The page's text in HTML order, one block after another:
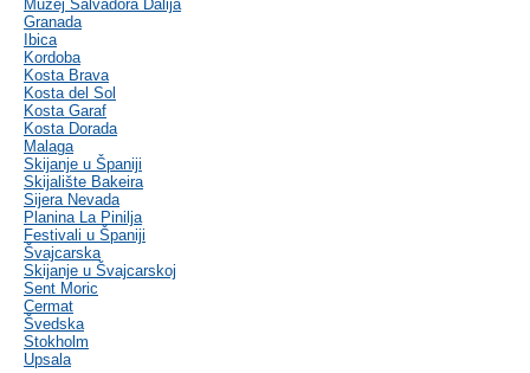
Muzej Salvadora Dalija
Granada
Ibica
Kordoba
Kosta Brava
Kosta del Sol
Kosta Garaf
Kosta Dorada
Malaga
Skijanje u Španiji
Skijalište Bakeira
Sijera Nevada
Planina La Pinilja
Festivali u Španiji
Švajcarska
Skijanje u Švajcarskoj
Sent Moric
Cermat
Švedska
Stokholm
Upsala